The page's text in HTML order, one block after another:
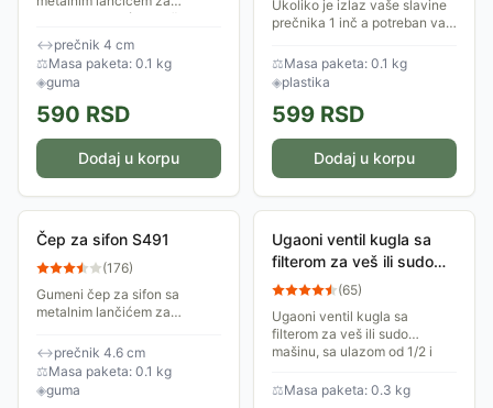
vezivanje koji će sprečiti da
se čep izgubi. Koristi se za
zatvaranje otvora sifona
prečnika 40mm
↔prečnik 4 cm
⚖Masa paketa: 0.1 kg
◈guma
590 RSD
Dodaj u korpu
Ukoliko je izlaz vaše slavine
prečnika 1 inč a potreban vam
kako biste povezali crevo na
nju, ovaj adapter je pravi
izbor.
⚖Masa paketa: 0.1 kg
◈plastika
599 RSD
Dodaj u korpu
Čep za sifon S491
(176)
Gumeni čep za sifon sa
metalnim lančićem za
se čep izgubi. Koristi se za
zatvaranje otvora sifona
prečnika 46mm
↔prečnik 4.6 cm
⚖Masa paketa: 0.1 kg
◈guma
Ugaoni ventil kugla sa
filterom za veš ili sudo
mašinu Ferro Z1238KF
(65)
Ugaoni ventil kugla sa
filterom za veš ili sudo
mašinu, sa ulazom od 1/2 i
⚖Masa paketa: 0.3 kg